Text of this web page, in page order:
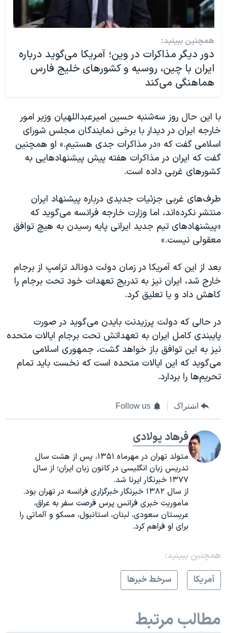
همچنین ببینید:
دور دیگر مذاکرات در وین؛ آمریکا می‌گوید درباره
ایران با چین، روسیه و کشورهای خلیج فارس
هماهنگی می‌کند
با این حال روز سه‌شنبه حسین امیرعبداللهیان وزیر امور
خارجه ایران در دیدار با برخی نمایندگان مجلس شورای
اسلامی گفت که «در مذاکرات جدی هستیم.» او همچنین
گفت که ایران در مذاکرات هفته پیش پیشنهادهایی به
کشورهای غربی داده است.
طرف‌های غربی جزئیات جدیدی درباره پیشنهاد ایران
منتشر نکرده‌اند، اما وزارت خارجه فرانسه می‌گوید که
«پیشنهادهای تیم جدید ایرانی پایه رسیدن به هیچ توافق
معقولی نیست.»
بعد از این که آمریکا در زمان دولت دونالد ترامپ از برجام
خارج شد، ایران نیز به تدریج تعهدات خود تحت برجام را
کاهش داد و یا تعلیق کرد.
در حالی که دولت پرزیدنت بایدن می‌گوید در صورت
پایبندی کامل ایران به تعهداتش تحت برجام ایالات متحده
نیز به این توافق باز خواهد گشت، جمهوری اسلامی
می‌گوید که این ایالات متحده است که نخست باید تمام
تحریم‌ها را بردارد.
اشتراک Follow us
فرهاد پولادی
متولد تهران در مهرماه ۱۳۵۱، پس از هشت سال
تدریس زبان انگلیسی در کانون زبان ایران؛ از سال
۱۳۷۷ خبرنگار ایرنا شد.
از سال ۱۳۸۲ خبرنگار خبرگزاری فرانسه در تهران بود.
ماموریت خبری فرانس پرس فرصت سفر به عراق،
عربستان سعودی، لبنان، استانبول، مسکو و آلماتی را
برای او فراهم کرد.
همچنبن ببینید:
آمريکا
سرخط خبرها
مطالب مرتبط